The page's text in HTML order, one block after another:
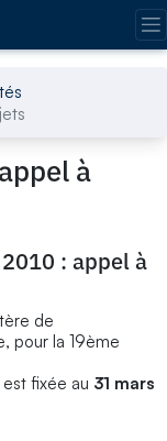
à
: appel à
de
pour la 19ème
fixée au 31 mars